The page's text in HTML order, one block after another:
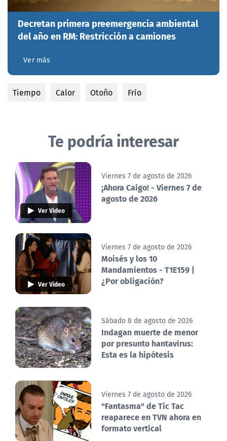
Decretan primera preemergencia ambiental
del año en RM: Restricción a camiones
Ver más
Tiempo Calor Otoño Frío
Te podría interesar
Ver Video
Viernes 7 de agosto de 2026
¡Ahora Caigo! - Viernes 7 de
agosto de 2026
Ver Video
Viernes 7 de agosto de 2026
Moisés y los 10
Mandamientos - T1E159 |
¿Por obligación?
Sábado 8 de agosto de 2026
Indagan muerte de menor
por presunto hantavirus:
Esta es la hipótesis
Viernes 7 de agosto de 2026
"Fantasma" de Tic Tac
reaparece en TVN ahora en
formato vertical